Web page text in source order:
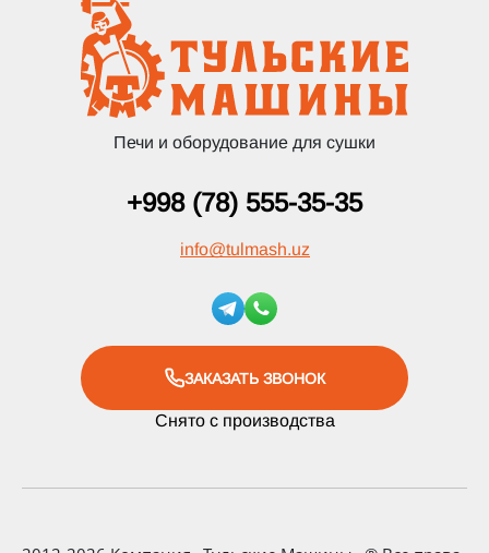
Печи и оборудование для сушки
+998 (78) 555-35-35
info@tulmash.uz
ЗАКАЗАТЬ ЗВОНОК
Снято с производства